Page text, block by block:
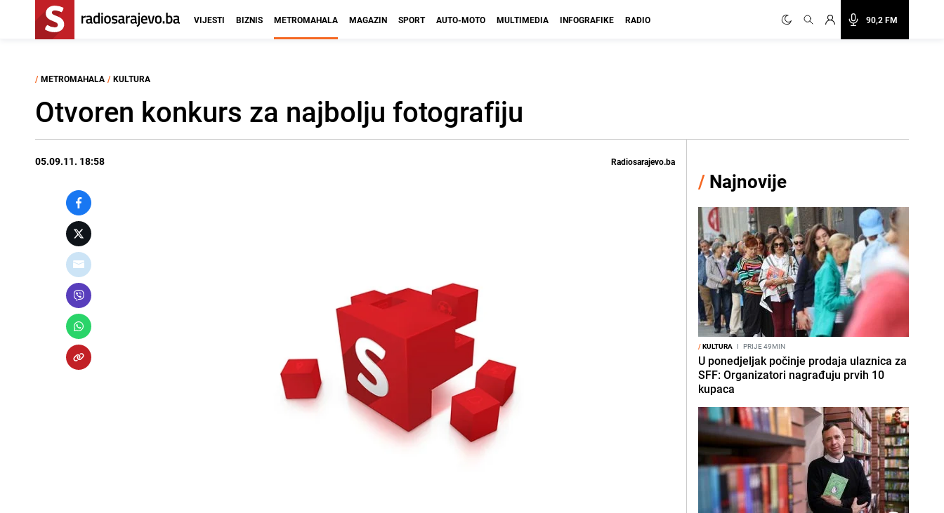
90,2 FM
VIJESTI BIZNIS METROMAHALA MAGAZIN SPORT AUTO-MOTO MULTIMEDIA INFOGRAFIKE RADIO
/ METROMAHALA / KULTURA
Otvoren konkurs za najbolju fotografiju
05.09.11. 18:58 Radiosarajevo.ba
/ Najnovije
/KULTURA I PRIJE 49MIN
U ponedjeljak počinje prodaja ulaznica za
SFF: Organizatori nagrađuju prvih 10
kupaca